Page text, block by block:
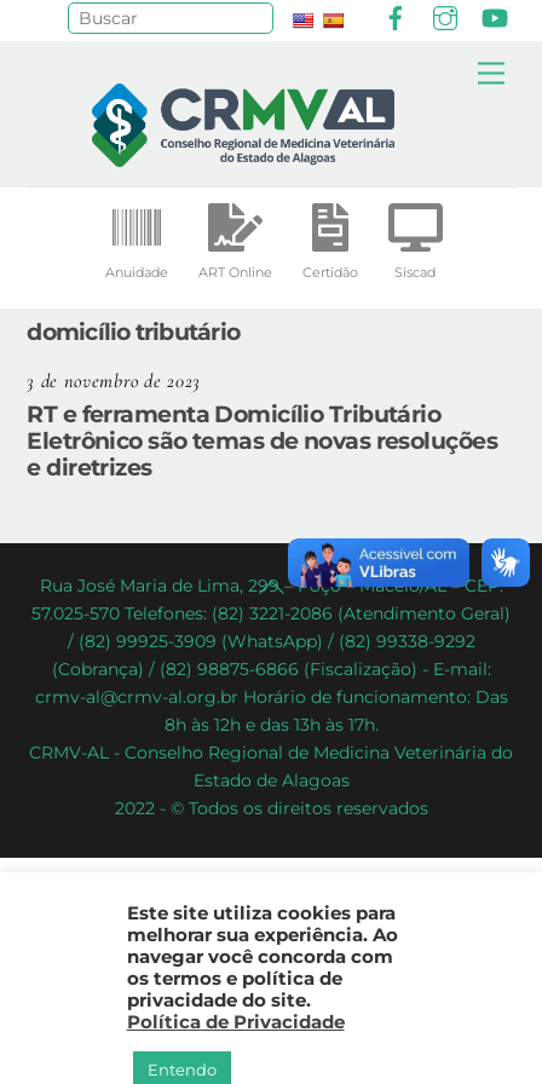
Anuidade ART Online Certidão Siscad
domicílio tributário
3 de novembro de 2023
RT e ferramenta Domicílio Tributário
Eletrônico são temas de novas resoluções
e diretrizes
Back
To
Top
Rua José Maria de Lima, 299 – Poço – Maceió/AL – CEP:
57.025-570 Telefones: (82) 3221-2086 (Atendimento Geral)
/ (82) 99925-3909 (WhatsApp) / (82) 99338-9292
(Cobrança) / (82) 98875-6866 (Fiscalização) - E-mail:
crmv-al@crmv-al.org.br Horário de funcionamento: Das
8h às 12h e das 13h às 17h.
CRMV-AL - Conselho Regional de Medicina Veterinária do
Estado de Alagoas
2022 - © Todos os direitos reservados
Este site utiliza cookies para
melhorar sua experiência. Ao
navegar você concorda com
os termos e política de
privacidade do site.
Política de Privacidade
Entendo